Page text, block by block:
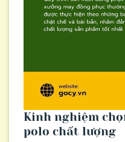
Kinh nghiệm
polo chất lượng